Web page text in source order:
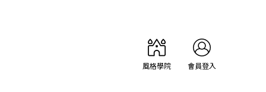
風格學院 會員登入